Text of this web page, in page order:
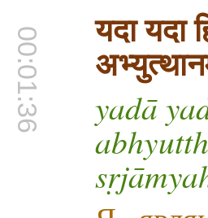
00:01:36
यदा यदा
yadā